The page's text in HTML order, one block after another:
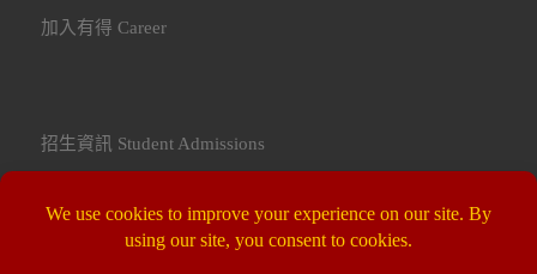
加入有得 Career
招生資訊 Student Admissions